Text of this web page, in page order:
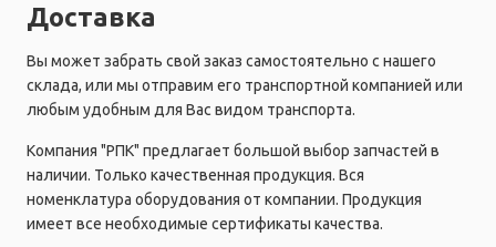
Доставка
Вы может забрать свой заказ самостоятельно с нашего
склада, или мы отправим его транспортной компанией или
любым удобным для Вас видом транспорта.
Компания "РПК" предлагает большой выбор запчастей в
наличии. Только качественная продукция. Вся
номенклатура оборудования от компании. Продукция
имеет все необходимые сертификаты качества.